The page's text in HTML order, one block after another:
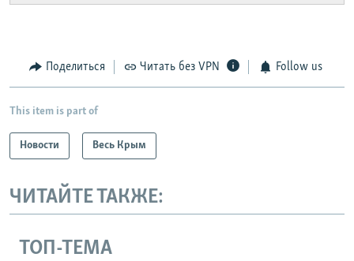
Поделиться Читать без VPN Follow us
This item is part of
Новости Весь Крым
ЧИТАЙТЕ ТАКЖЕ:
ТОП-ТЕМА